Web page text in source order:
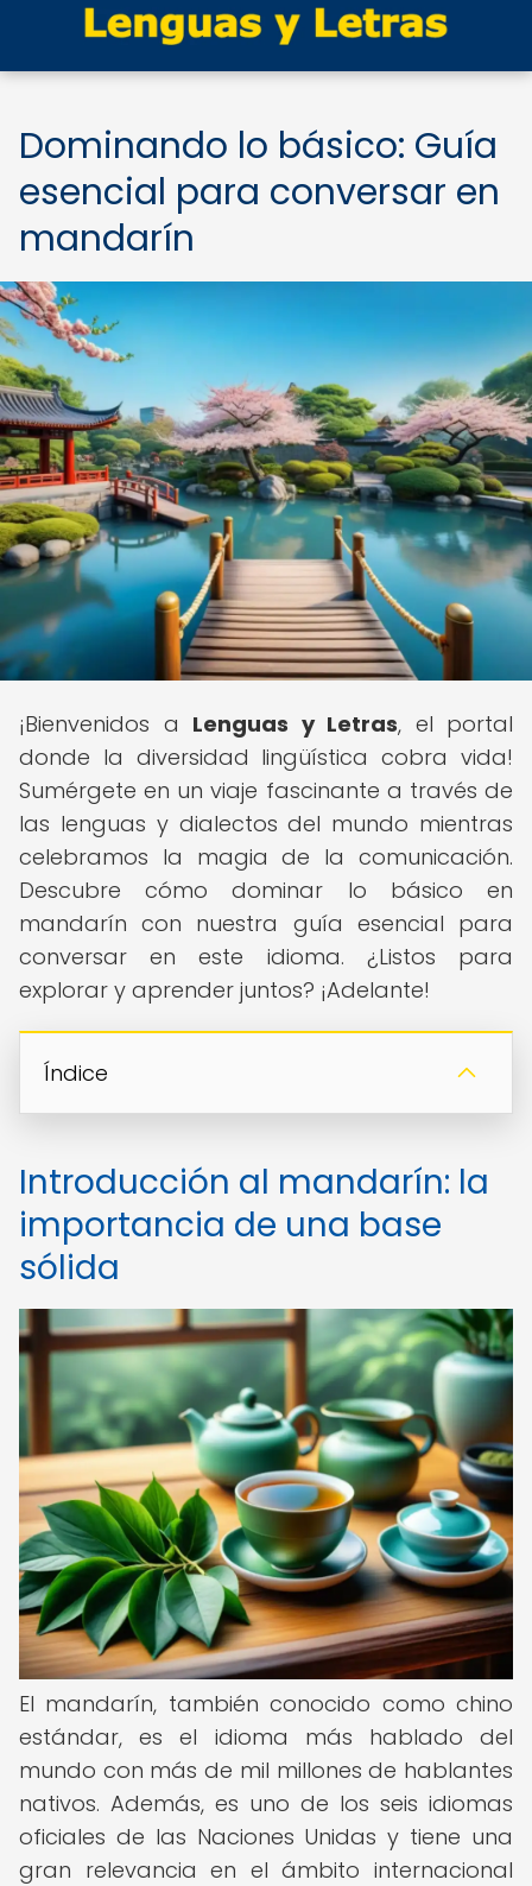
Dominando lo básico: Guía
esencial para conversar en
mandarín
¡Bienvenidos a Lenguas y Letras, el portal
donde la diversidad lingüística cobra vida!
Sumérgete en un viaje fascinante a través de
las lenguas y dialectos del mundo mientras
celebramos la magia de la comunicación.
Descubre cómo dominar lo básico en
mandarín con nuestra guía esencial para
conversar en este idioma. ¿Listos para
explorar y aprender juntos? ¡Adelante!
Índice
Introducción al mandarín: la
importancia de una base
sólida
El mandarín, también conocido como chino
estándar, es el idioma más hablado del
mundo con más de mil millones de hablantes
nativos. Además, es uno de los seis idiomas
oficiales de las Naciones Unidas y tiene una
gran relevancia en el ámbito internacional